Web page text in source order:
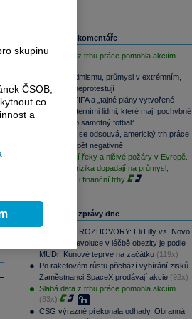
Související komentáře
Slabá data z trhu práce pomohla akciím
Akcie v optimismu, průmysl v extrémním,
dluhopisy neprotestují
UEFA vs. FIFA a „tajné plány vytvořené
bezcharakterními lidmi, které mají pochybné
přínosy pro samotný fotbal“
Akce Fedu se odsouvá, americký trh práce
překvapil opět negativně
Vysychající řeky a ničivé požáry v Evropě.
Klimatická rizika dopadají na průmysl,
ekonomiku i finanční trhy
Nejčtenější zprávy dne
PODCAST ROZHOVORY: Eli Lilly vs. Novo
Nordisk. Revoluce v léčbě obezity je podle
MUDr. Kunové teprve na začátku (119x)
Po raketovém růstu přichází vybírání zisků.
Zaměstnanci SpaceX prodávají akcie (92x)
Slabá data z trhu práce pomohla akciím
(83x)
CSG výrazně překonala odhady. Obranná
skupinu
ČSOB,
co
a